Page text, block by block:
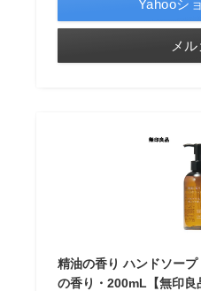
Yahooシ
メル
精油の香り ハンドソー
の香り・200mL【無印良